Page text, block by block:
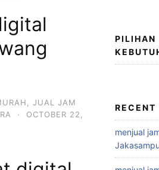
JUAL JAM
· OCTOBER 22,
PILIHAN
RECENT
menjual